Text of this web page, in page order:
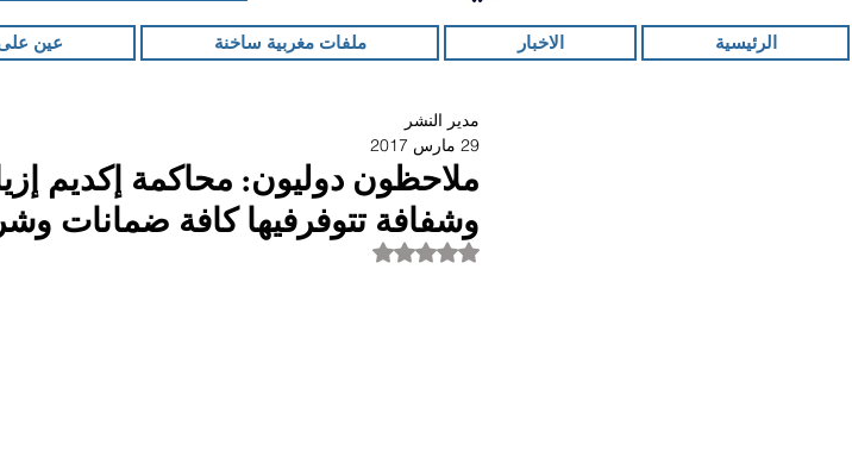
الرئيسية الاخبار ملفات مغربية ساخنة عين
ملاحظون دوليون: محاكمة إكديم
وشفافة تتوفرفيها كافة ضمانات
مدير النشر
29 مارس 2017
تم التقييم بـ ليس رقمًا من أصل 5 نجوم.